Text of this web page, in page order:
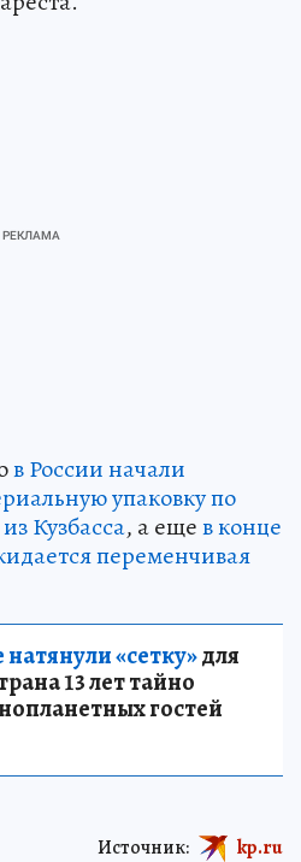
в России начали
упаковку по
Кузбасса, а ещев конце
переменчивая
«сетку»для
13 лет тайно
гостей
Источник: kp.ru